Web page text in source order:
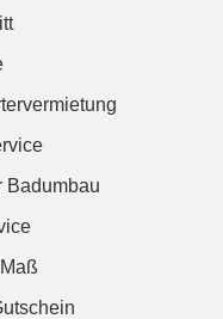
Badumbau